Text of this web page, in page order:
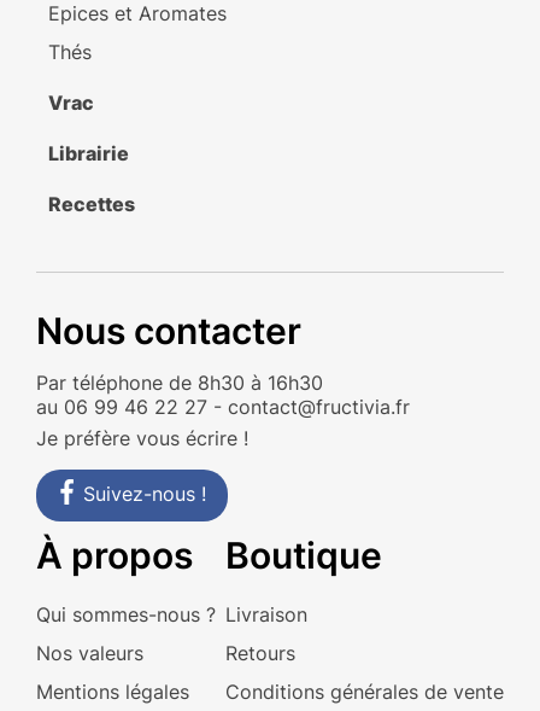
Epices et Aromates
Thés
Vrac
Librairie
Recettes
Nous contacter
Par téléphone de 8h30 à 16h30
au 06 99 46 22 27 - contact@fructivia.fr
Je préfère vous écrire !
Suivez-nous !
À propos
Qui sommes-nous ?
Nos valeurs
Mentions légales
Boutique
Livraison
Retours
Conditions générales de vente